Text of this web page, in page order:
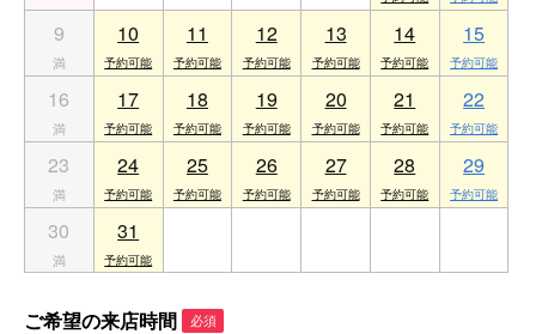
9 10 11 12 13 14 15
16 17 18 19 20 21 22
23 24 25 26 27 28 29
30 31
ご希望の来店時間 必須